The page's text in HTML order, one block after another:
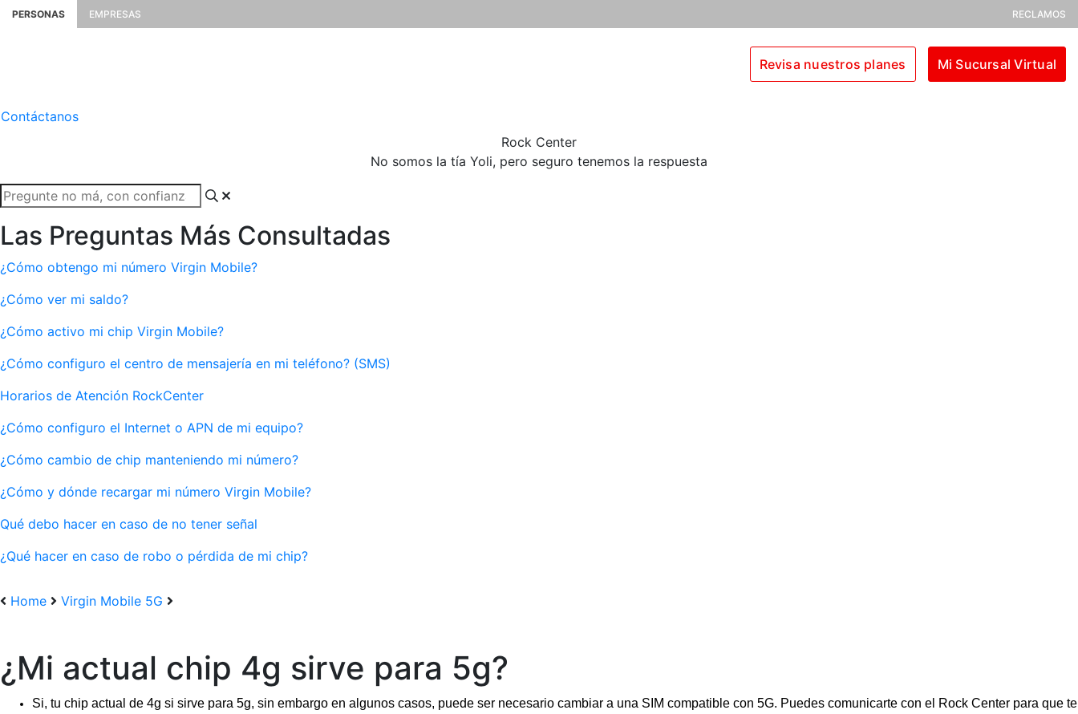
PERSONAS EMPRESAS RECLAMOS
Revisa nuestros planes Mi Sucursal Virtual
Contáctanos
Rock Center
No somos la tía Yoli, pero seguro tenemos la respuesta
Las Preguntas Más Consultadas
¿Cómo obtengo mi número Virgin Mobile?
¿Cómo ver mi saldo?
¿Cómo activo mi chip Virgin Mobile?
¿Cómo configuro el centro de mensajería en mi teléfono? (SMS)
Horarios de Atención RockCenter
¿Cómo configuro el Internet o APN de mi equipo?
¿Cómo cambio de chip manteniendo mi número?
¿Cómo y dónde recargar mi número Virgin Mobile?
Qué debo hacer en caso de no tener señal
¿Qué hacer en caso de robo o pérdida de mi chip?
Home Virgin Mobile 5G
¿Mi actual chip 4g sirve para 5g?
Si, tu chip actual de 4g si sirve para 5g, sin embargo en algunos casos, puede ser necesario cambiar a una SIM compatible con 5G. Puedes comunicarte con el Rock Center para que te